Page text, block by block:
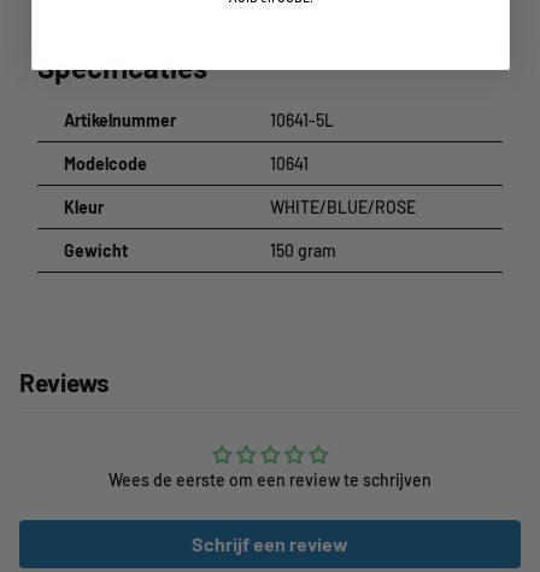
Specificaties
Artikelnummer 10641-5L
Modelcode 10641
Kleur WHITE/BLUE/ROSE
Gewicht 150 gram
Reviews
Wees de eerste om een review te schrijven
Schrijf een review